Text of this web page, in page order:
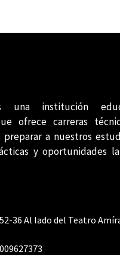
una institución
ofrece carreras
preparar a nuestros
y oportunidades
36 Al lado del Teatro